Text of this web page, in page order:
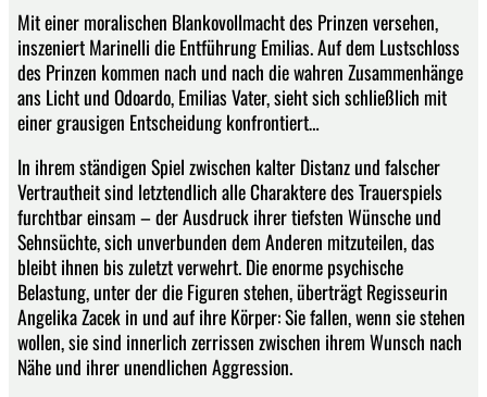
Mit einer moralischen Blankovollmacht des Prinzen versehen,
inszeniert Marinelli die Entführung Emilias. Auf dem Lustschloss
des Prinzen kommen nach und nach die wahren Zusammenhänge
ans Licht und Odoardo, Emilias Vater, sieht sich schließlich mit
einer grausigen Entscheidung konfrontiert…
In ihrem ständigen Spiel zwischen kalter Distanz und falscher
Vertrautheit sind letztendlich alle Charaktere des Trauerspiels
furchtbar einsam – der Ausdruck ihrer tiefsten Wünsche und
Sehnsüchte, sich unverbunden dem Anderen mitzuteilen, das
bleibt ihnen bis zuletzt verwehrt. Die enorme psychische
Belastung, unter der die Figuren stehen, überträgt Regisseurin
Angelika Zacek in und auf ihre Körper: Sie fallen, wenn sie stehen
wollen, sie sind innerlich zerrissen zwischen ihrem Wunsch nach
Nähe und ihrer unendlichen Aggression.